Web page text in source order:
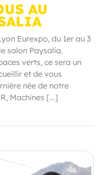
AU
Eurexpo, du 1er au 3
salon Paysalia.
verts, ce sera un
et de vous
née de notre
Machines [...]